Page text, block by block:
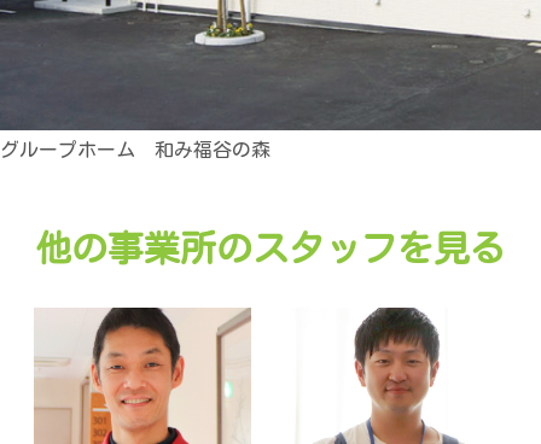
グループホーム 和み福谷の森
他の事業所のスタッフを見る